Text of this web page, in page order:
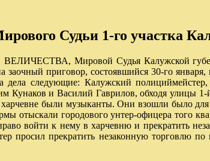
Судьи 1-го участка
Мировой Судья Калужской
заочный приговор, состоявшийся 30-го
дела следующие: Калужский
и Василий Гаврилов, обходя улицы 1-
были музыканты. Они взошли было
отыскали городового унтер-офицера того
войти к нему в харчевню и прекратить
просил прекратить незаконную торговлю